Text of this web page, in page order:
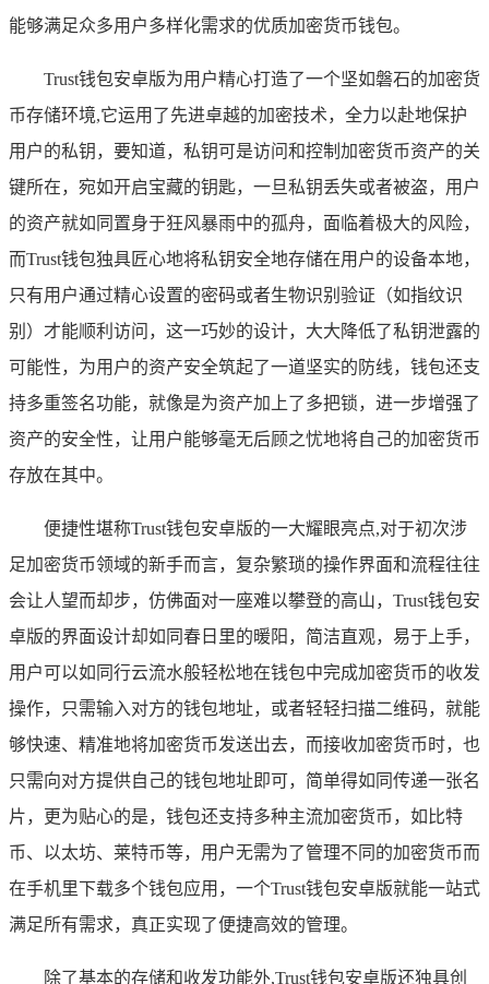
能够满足众多用户多样化需求的优质加密货币钱包。
Trust钱包安卓版为用户精心打造了一个坚如磐石的加密货
币存储环境,它运用了先进卓越的加密技术，全力以赴地保护
用户的私钥，要知道，私钥可是访问和控制加密货币资产的关
键所在，宛如开启宝藏的钥匙，一旦私钥丢失或者被盗，用户
的资产就如同置身于狂风暴雨中的孤舟，面临着极大的风险，
而Trust钱包独具匠心地将私钥安全地存储在用户的设备本地，
只有用户通过精心设置的密码或者生物识别验证（如指纹识
别）才能顺利访问，这一巧妙的设计，大大降低了私钥泄露的
可能性，为用户的资产安全筑起了一道坚实的防线，钱包还支
持多重签名功能，就像是为资产加上了多把锁，进一步增强了
资产的安全性，让用户能够毫无后顾之忧地将自己的加密货币
存放在其中。
便捷性堪称Trust钱包安卓版的一大耀眼亮点,对于初次涉
足加密货币领域的新手而言，复杂繁琐的操作界面和流程往往
会让人望而却步，仿佛面对一座难以攀登的高山，Trust钱包安
卓版的界面设计却如同春日里的暖阳，简洁直观，易于上手，
用户可以如同行云流水般轻松地在钱包中完成加密货币的收发
操作，只需输入对方的钱包地址，或者轻轻扫描二维码，就能
够快速、精准地将加密货币发送出去，而接收加密货币时，也
只需向对方提供自己的钱包地址即可，简单得如同传递一张名
片，更为贴心的是，钱包还支持多种主流加密货币，如比特
币、以太坊、莱特币等，用户无需为了管理不同的加密货币而
在手机里下载多个钱包应用，一个Trust钱包安卓版就能一站式
满足所有需求，真正实现了便捷高效的管理。
除了基本的存储和收发功能外,Trust钱包安卓版还独具创